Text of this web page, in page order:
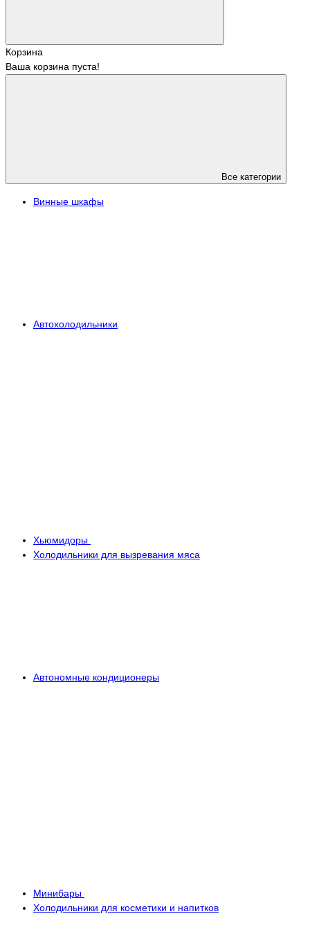
Корзина
Ваша корзина пуста!
Все категории
Винные шкафы
Автохолодильники
Хьюмидоры
Холодильники для вызревания мяса
Автономные кондиционеры
Минибары
Холодильники для косметики и напитков